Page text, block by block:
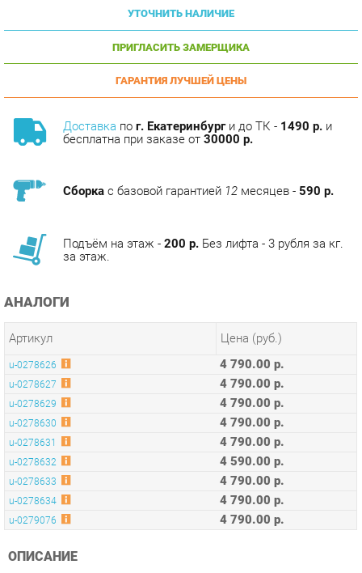
ПРИГЛАСИТЬ ЗАМЕРЩИКА
ГАРАНТИЯ ЛУЧШЕЙ ЦЕНЫ
по г. Екатеринбурги до ТК -
бесплатна при заказе от30000 р.
с базовой гарантией месяцев -
Подъём на этаж - 200 р.
Без лифта - 3 рубля за кг.
АНАЛОГИ
u-0278627 4 790.00 р.
4 790.00 р.
u-0278631 4 790.00 р.
u-0278632 4 590.00 р.
u-0278633 4 790.00 р.
u-0278634 4 790.00 р.
u-0279076 4 790.00 р.
ОПИСАНИЕ
Классический стул для кухни без подлокотников на
человеку любой комплекции. Плавная форма сиденья и